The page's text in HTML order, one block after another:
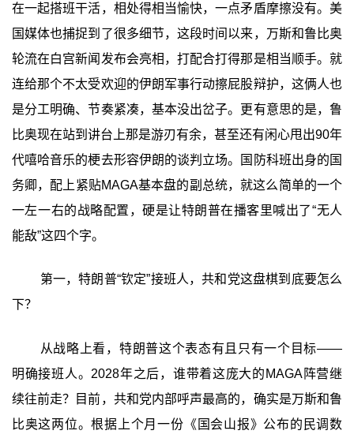
在一起搭班干活，相处得相当愉快，一点矛盾摩擦没有。美
国媒体也捕捉到了很多细节，这段时间以来，万斯和鲁比奥
轮流在白宫新闻发布会亮相，打配合打得那是相当顺手。就
连给那个不太受欢迎的伊朗军事行动擦屁股辩护，这俩人也
是分工明确、节奏紧凑，基本没出岔子。更有意思的是，鲁
比奥现在站到讲台上那是游刃有余，甚至还有闲心甩出90年
代嘻哈音乐的梗去形容伊朗的谈判立场。国防科班出身的国
务卿，配上紧贴MAGA基本盘的副总统，就这么简单的一个
一左一右的战略配置，硬是让特朗普在播客里喊出了“无人
能敌”这四个字。
第一，特朗普“钦定”接班人，共和党这盘棋到底要怎么
下？
从战略上看，特朗普这个表态有且只有一个目标——
明确接班人。2028年之后，谁带着这庞大的MAGA阵营继
续往前走？目前，共和党内部呼声最高的，确实是万斯和鲁
比奥这两位。根据上个月一份《国会山报》公布的民调数